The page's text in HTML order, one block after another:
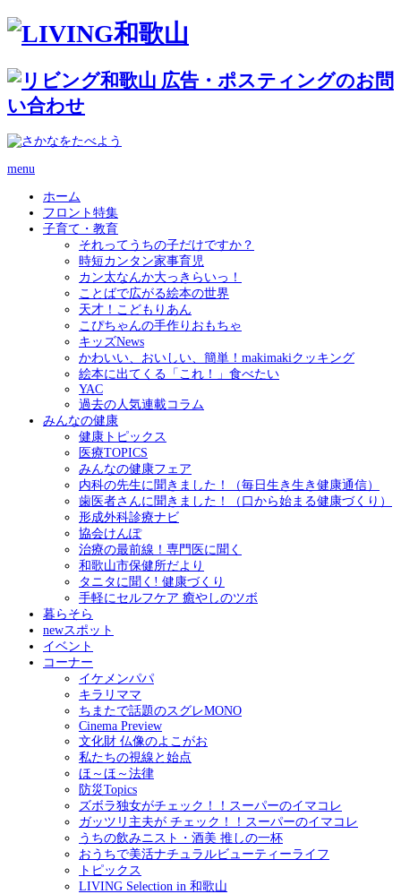
menu
ホーム
フロント特集
子育て・教育
それってうちの子だけですか？
時短カンタン家事育児
カン太なんか大っきらいっ！
ことばで広がる絵本の世界
天才！こどもりあん
こぴちゃんの手作りおもちゃ
キッズNews
かわいい、おいしい、簡単！makimakiクッキング
絵本に出てくる「これ！」食べたい
YAC
過去の人気連載コラム
みんなの健康
健康トピックス
医療TOPICS
みんなの健康フェア
内科の先生に聞きました！（毎日生き生き健康通信）
歯医者さんに聞きました！（口から始まる健康づくり）
形成外科診療ナビ
協会けんぽ
治療の最前線！専門医に聞く
和歌山市保健所だより
タニタに聞く! 健康づくり
手軽にセルフケア 癒やしのツボ
暮らそら
newスポット
イベント
コーナー
イケメンパパ
キラリママ
ちまたで話題のスグレMONO
Cinema Preview
文化財 仏像のよこがお
私たちの視線と始点
ほ～ほ～法律
防災Topics
ズボラ独女がチェック！！スーパーのイマコレ
ガッツリ主夫が チェック！！スーパーのイマコレ
うちの飲みニスト・酒美 推しの一杯
おうちで美活ナチュラルビューティーライフ
トピックス
LIVING Selection in 和歌山